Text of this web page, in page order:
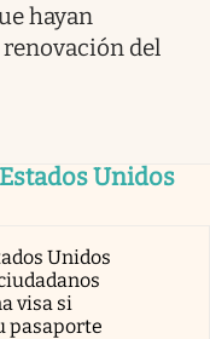
hayan
del
Unidos
Unidos
visa si
pasaporte